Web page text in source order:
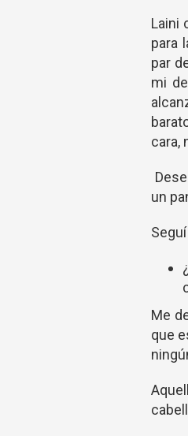
Laini
para
par
mi
cara,
un
Me
que